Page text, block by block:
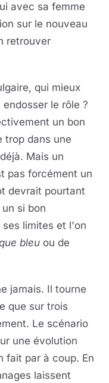
avec sa femme
sur le nouveau
retrouver
qui mieux
endosser le rôle ?
un bon
trop dans une
Mais un
pas forcément un
devrait pourtant
si bon
limites et l'on
bleu ou de
jamais. Il tourne
que sur trois
Le scénario
une évolution
fait par à coup. En
laissent